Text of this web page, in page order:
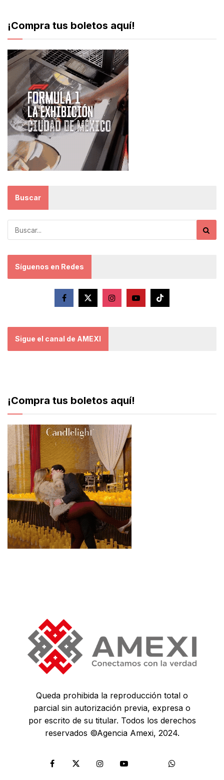
¡Compra tus boletos aquí!
Buscar
Síguenos en Redes
Sigue el canal de AMEXI
¡Compra tus boletos aquí!
Queda prohibida la reproducción total o
parcial sin autorización previa, expresa o
por escrito de su titular. Todos los derechos
reservados ©Agencia Amexi, 2024.